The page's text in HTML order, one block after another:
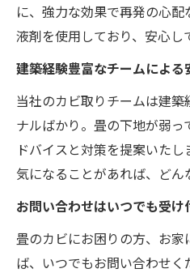
に、強力な効果で再発の心
液剤を使用しており、安心し
建築経験豊富なチームによる
当社のカビ取りチームは建
ナルばかり。畳の下地が弱
ドバイスと対策を提案いた
気になることがあれば、どん
お問い合わせはいつでも受け
畳のカビにお困りの方、お
ば、いつでもお問い合わせ